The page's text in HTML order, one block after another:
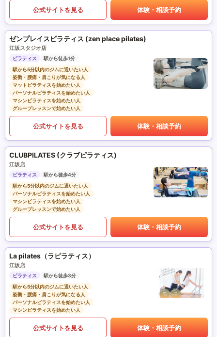
公式サイトを見る 体験・相談予約
ゼンプレイスピラティス (zen place pilates)
江坂スタジオ店
ピラティス
駅から徒歩1分
駅から5分以内のジムに通いたい人
姿勢・腰痛・肩こりが気になる人
マットピラティスを始めたい人
パーソナルピラティスを始めたい人
マシンピラティスを始めたい人
グループレッスンで始めたい人
公式サイトを見る 体験・相談予約
CLUBPILATES (クラブピラティス)
江坂店
ピラティス
駅から徒歩4分
駅から5分以内のジムに通いたい人
パーソナルピラティスを始めたい人
マシンピラティスを始めたい人
グループレッスンで始めたい人
公式サイトを見る 体験・相談予約
La pilates（ラピラティス）
江坂店
ピラティス
駅から徒歩3分
駅から5分以内のジムに通いたい人
姿勢・腰痛・肩こりが気になる人
パーソナルピラティスを始めたい人
マシンピラティスを始めたい人
公式サイトを見る 体験・相談予約